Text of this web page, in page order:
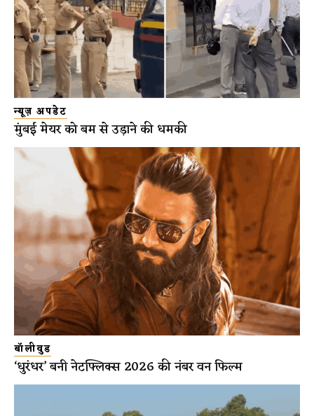
न्यूज़ अपडेट
मुंबई मेयर को बम से उड़ाने की धमकी
बॉलीवुड
‘धुरंधर’ बनी नेटफ्लिक्स 2026 की नंबर वन फिल्म